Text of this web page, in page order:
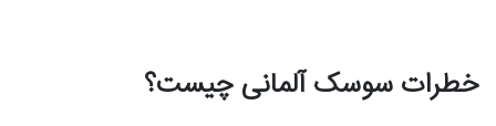
خطرات سوسک آلمانی چیست؟